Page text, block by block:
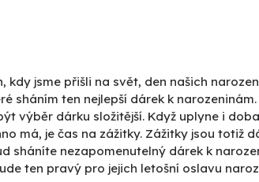
kdy jsme přišli na svět, den našich
sháním ten nejlepší dárek k
výběr dárku složitější. Když uplyne i
má, je čas na zážitky. Zážitky jsou totiž
sháníte nezapomenutelný dárek k
ten pravý pro jejich letošní oslavu